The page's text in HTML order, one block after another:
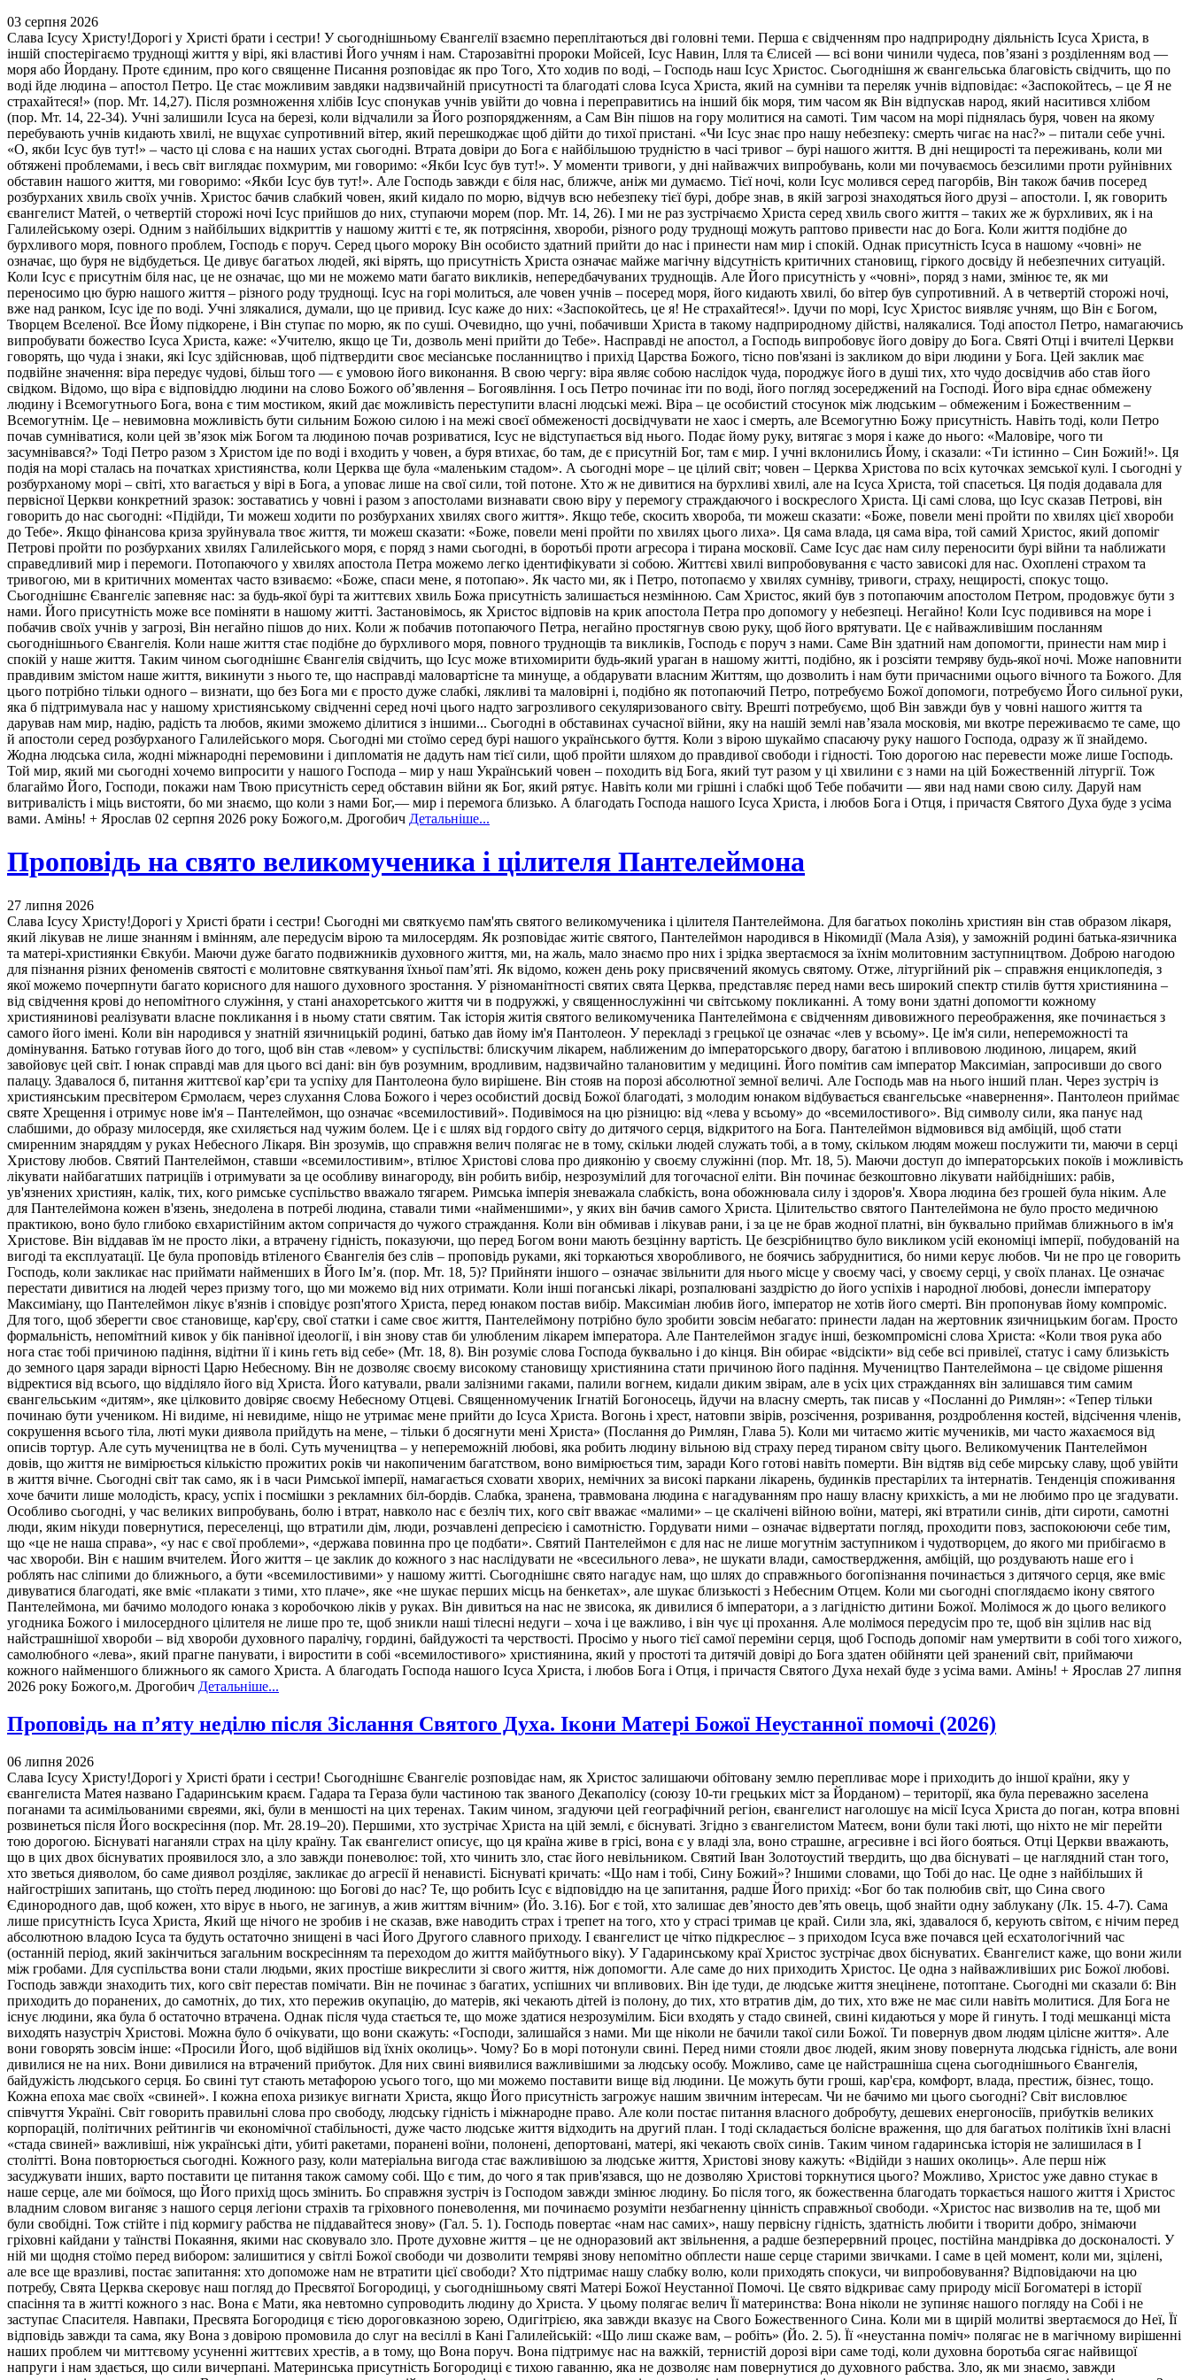
03 серпня 2026
Слава Ісусу Христу!Дорогі у Христі брати і сестри! У сьогоднішньому Євангелії взаємно переплітаються дві головні теми. Перша є свідченням про надприродну діяльність Ісуса Христа, в
іншій спостерігаємо труднощі життя у вірі, які властиві Його учням і нам. Старозавітні пророки Мойсей, Ісус Навин, Ілля та Єлисей — всі вони чинили чудеса, пов’язані з розділенням вод —
моря або Йордану. Проте єдиним, про кого священне Писання розповідає як про Того, Хто ходив по воді, – Господь наш Ісус Христос. Cьогоднішня ж євангельська благовість свідчить, що по
воді йде людина – апостол Петро. Це стає можливим завдяки надзвичайній присутності та благодаті слова Ісуса Христа, який на сумніви та переляк учнів відповідає: «Заспокойтесь, – це Я не
страхайтеся!» (пор. Мт. 14,27). Після розмноження хлібів Ісус спонукав учнів увійти до човна і переправитись на інший бік моря, тим часом як Він відпускав народ, який наситився хлібом
(пор. Мт. 14, 22-34). Учні залишили Ісуса на березі, коли відчалили за Його розпорядженням, а Сам Він пішов на гору молитися на самоті. Тим часом на морі піднялась буря, човен на якому
перебувають учнів кидають хвилі, не вщухає супротивний вітер, який перешкоджає щоб дійти до тихої пристані. «Чи Ісус знає про нашу небезпеку: смерть чигає на нас?» – питали себе учні.
«О, якби Ісус був тут!» – часто ці слова є на наших устах сьогодні. Втрата довіри до Бога є найбільшою трудністю в часі тривог – бурі нашого життя. В дні нещирості та переживань, коли ми
обтяжені проблемами, і весь світ виглядає похмурим, ми говоримо: «Якби Ісус був тут!». У моменти тривоги, у дні найважчих випробувань, коли ми почуваємось безсилими проти руйнівних
обставин нашого життя, ми говоримо: «Якби Ісус був тут!». Але Господь завжди є біля нас, ближче, аніж ми думаємо. Тієї ночі, коли Ісус молився серед пагорбів, Він також бачив посеред
розбурханих хвиль своїх учнів. Христос бачив слабкий човен, який кидало по морю, відчув всю небезпеку тієї бурі, добре знав, в якій загрозі знаходяться його друзі – апостоли. І, як говорить
євангелист Матей, о четвертій сторожі ночі Ісус прийшов до них, ступаючи морем (пор. Мт. 14, 26). І ми не раз зустрічаємо Христа серед хвиль свого життя – таких же ж бурхливих, як і на
Галилейському озері. Одним з найбільших відкриттів у нашому житті є те, як потрясіння, хвороби, різного роду труднощі можуть раптово привести нас до Бога. Коли життя подібне до
бурхливого моря, повного проблем, Господь є поруч. Серед цього мороку Він особисто здатний прийти до нас і принести нам мир і спокій. Однак присутність Ісуса в нашому «човні» не
означає, що буря не відбудеться. Це дивує багатьох людей, які вірять, що присутність Христа означає майже магічну відсутність критичних становищ, гіркого досвіду й небезпечних ситуацій.
Коли Ісус є присутнім біля нас, це не означає, що ми не можемо мати багато викликів, непередбачуваних труднощів. Але Його присутність у «човні», поряд з нами, змінює те, як ми
переносимо цю бурю нашого життя – різного роду труднощі. Ісус на горі молиться, але човен учнів – посеред моря, його кидають хвилі, бо вітер був супротивний. А в четвертій сторожі ночі,
вже над ранком, Ісус іде по воді. Учні злякалися, думали, що це привид. Ісус каже до них: «Заспокойтесь, це я! Не страхайтеся!». Ідучи по морі, Ісус Христос виявляє учням, що Він є Богом,
Творцем Вселеної. Все Йому підкорене, і Він ступає по морю, як по суші. Очевидно, що учні, побачивши Христа в такому надприродному дійстві, налякалися. Тоді апостол Петро, намагаючись
випробувати божество Ісуса Христа, каже: «Учителю, якщо це Ти, дозволь мені прийти до Тебе». Насправді не апостол, а Господь випробовує його довіру до Бога. Святі Отці і вчителі Церкви
говорять, що чуда і знаки, які Ісус здійснював, щоб підтвердити своє месіанське посланництво і прихід Царства Божого, тісно пов'язані із закликом до віри людини у Бога. Цей заклик має
подвійне значення: віра передує чудові, більш того — є умовою його виконання. В свою чергу: віра являє собою наслідок чуда, породжує його в душі тих, хто чудо досвідчив або став його
свідком. Відомо, що віра є відповіддю людини на слово Божого об’явлення – Богоявління. І ось Петро починає іти по воді, його погляд зосереджений на Господі. Його віра єднає обмежену
людину і Всемогутнього Бога, вона є тим мостиком, який дає можливість переступити власні людські межі. Віра – це особистий стосунок між людським – обмеженим і Божественним –
Всемогутнім. Це – невимовна можливість бути сильним Божою силою і на межі своєї обмеженості досвідчувати не хаос і смерть, але Всемогутню Божу присутність. Навіть тоді, коли Петро
почав сумніватися, коли цей зв’язок між Богом та людиною почав розриватися, Ісус не відступається від нього. Подає йому руку, витягає з моря і каже до нього: «Маловіре, чого ти
засумнівався?» Тоді Петро разом з Христом іде по воді і входить у човен, а буря втихає, бо там, де є присутній Бог, там є мир. І учні вклонились Йому, і сказали: «Ти істинно – Син Божий!». Ця
подія на морі сталась на початках християнства, коли Церква ще була «маленьким стадом». А сьогодні море – це цілий світ; човен – Церква Христова по всіх куточках земської кулі. І сьогодні у
розбурханому морі – світі, хто вагається у вірі в Бога, а уповає лише на свої сили, той потоне. Хто ж не дивитися на бурхливі хвилі, але на Ісуса Христа, той спасеться. Ця подія додавала для
первісної Церкви конкретний зразок: зоставатись у човні і разом з апостолами визнавати свою віру у перемогу страждаючого і воскреслого Христа. Ці самі слова, що Ісус сказав Петрові, він
говорить до нас сьогодні: «Підійди, Ти можеш ходити по розбурханих хвилях свого життя». Якщо тебе, скосить хвороба, ти можеш сказати: «Боже, повели мені пройти по хвилях цієї хвороби
до Тебе». Якщо фінансова криза зруйнувала твоє життя, ти можеш сказати: «Боже, повели мені пройти по хвилях цього лиха». Ця сама влада, ця сама віра, той самий Христос, який допоміг
Петрові пройти по розбурханих хвилях Галилейського моря, є поряд з нами сьогодні, в боротьбі проти агресора і тирана московії. Саме Ісус дає нам силу переносити бурі війни та наближати
справедливий мир і перемоги. Потопаючого у хвилях апостола Петра можемо легко ідентифікувати зі собою. Життєві хвилі випробовування є часто зависокі для нас. Охоплені страхом та
тривогою, ми в критичних моментах часто взиваємо: «Боже, спаси мене, я потопаю». Як часто ми, як і Петро, потопаємо у хвилях сумніву, тривоги, страху, нещирості, спокус тощо.
Сьогоднішнє Євангеліє запевняє нас: за будь-якої бурі та життєвих хвиль Божа присутність залишається незмінною. Сам Христос, який був з потопаючим апостолом Петром, продовжує бути з
нами. Його присутність може все поміняти в нашому житті. Застановімось, як Христос відповів на крик апостола Петра про допомогу у небезпеці. Негайно! Коли Ісус подивився на море і
побачив своїх учнів у загрозі, Він негайно пішов до них. Коли ж побачив потопаючого Петра, негайно простягнув cвою руку, щоб його врятувати. Це є найважливішим посланням
сьогоднішнього Євангелія. Коли наше життя стає подібне до бурхливого моря, повного труднощів та викликів, Господь є поруч з нами. Саме Він здатний нам допомогти, принести нам мир і
спокій у наше життя. Таким чином сьогоднішнє Євангелія свідчить, що Ісус може втихомирити будь-який ураган в нашому житті, подібно, як і розсіяти темряву будь-якої ночі. Може наповнити
правдивим змістом наше життя, викинути з нього те, що насправді маловартісне та минуще, а обдарувати власним Життям, що дозволить і нам бути причасними оцього вічного та Божого. Для
цього потрібно тільки одного – визнати, що без Бога ми є просто дуже слабкі, лякливі та маловірні і, подібно як потопаючий Петро, потребуємо Божої допомоги, потребуємо Його сильної руки,
яка б підтримувала нас у нашому християнському свідченні серед ночі цього надто загрозливого секуляризованого світу. Врешті потребуємо, щоб Він завжди був у човні нашого життя та
дарував нам мир, надію, радість та любов, якими зможемо ділитися з іншими... Сьогодні в обставинах сучасної війни, яку на нашій землі нав’язала московія, ми вкотре переживаємо те саме, що
й апостоли серед розбурханого Галилейського моря. Сьогодні ми стоїмо серед бурі нашого українського буття. Коли з вірою шукаймо спасаючу руку нашого Господа, одразу ж її знайдемо.
Жодна людська сила, жодні міжнародні перемовини і дипломатія не дадуть нам тієї сили, щоб пройти шляхом до правдивої свободи і гідності. Тою дорогою нас перевести може лише Господь.
Той мир, який ми сьогодні хочемо випросити у нашого Господа – мир у наш Український човен – походить від Бога, який тут разом у ці хвилини є з нами на цій Божественній літургії. Тож
благаймо Його, Господи, покажи нам Твою присутність серед обставин війни як Бог, який рятує. Навіть коли ми грішні і слабкі щоб Тебе побачити — яви над нами свою силу. Даруй нам
витривалість і міць вистояти, бо ми знаємо, що коли з нами Бог,— мир і перемога близько. А благодать Господа нашого Ісуса Христа, і любов Бога і Отця, і причастя Святого Духа буде з усіма
вами. Амінь! + Ярослав 02 серпня 2026 року Божого,м. Дрогобич Детальніше...
Проповідь на свято великомученика і цілителя Пантелеймона
27 липня 2026
Слава Ісусу Христу!Дорогі у Христі брати і сестри! Сьогодні ми святкуємо пам'ять святого великомученика і цілителя Пантелеймона. Для багатьох поколінь християн він став образом лікаря,
який лікував не лише знанням і вмінням, але передусім вірою та милосердям. Як розповідає житіє святого, Пантелеймон народився в Нікомидії (Мала Азія), у заможній родині батька-язичника
та матері-християнки Євкуби. Маючи дуже багато подвижників духовного життя, ми, на жаль, мало знаємо про них і зрідка звертаємося за їхнім молитовним заступництвом. Доброю нагодою
для пізнання різних феноменів святості є молитовне святкування їхньої пам’яті. Як відомо, кожен день року присвячений якомусь святому. Отже, літургійний рік – справжня енциклопедія, з
якої можемо почерпнути багато корисного для нашого духовного зростання. У різноманітності святих свята Церква, представляє перед нами весь широкий спектр стилів буття християнина –
від свідчення крові до непомітного служіння, у стані анахоретського життя чи в подружжі, у священнослужінні чи світському покликанні. А тому вони здатні допомогти кожному
християнинові реалізувати власне покликання і в ньому стати святим. Так історія житія святого великомученика Пантелеймона є свідченням дивовижного переображення, яке починається з
самого його імені. Коли він народився у знатній язичницькій родині, батько дав йому ім'я Пантолеон. У перекладі з грецької це означає «лев у всьому». Це ім'я сили, непереможності та
домінування. Батько готував його до того, щоб він став «левом» у суспільстві: блискучим лікарем, наближеним до імператорського двору, багатою і впливовою людиною, лицарем, який
завойовує цей світ. І юнак справді мав для цього всі дані: він був розумним, вродливим, надзвичайно талановитим у медицині. Його помітив сам імператор Максиміан, запросивши до свого
палацу. Здавалося б, питання життєвої кар’єри та успіху для Пантолеона було вирішене. Він стояв на порозі абсолютної земної величі. Але Господь мав на нього інший план. Через зустріч із
християнським пресвітером Єрмолаєм, через слухання Слова Божого і через особистий досвід Божої благодаті, з молодим юнаком відбувається євангельське «навернення». Пантолеон приймає
святе Хрещення і отримує нове ім'я – Пантелеймон, що означає «всемилостивий». Подивімося на цю різницю: від «лева у всьому» до «всемилостивого». Від символу сили, яка панує над
слабшими, до образу милосердя, яке схиляється над чужим болем. Це і є шлях від гордого світу до дитячого серця, відкритого на Бога. Пантелеймон відмовився від амбіцій, щоб стати
смиренним знаряддям у руках Небесного Лікаря. Він зрозумів, що справжня велич полягає не в тому, скільки людей служать тобі, а в тому, скільком людям можеш послужити ти, маючи в серці
Христову любов. Святий Пантелеймон, ставши «всемилостивим», втілює Христові слова про дияконію у своєму служінні (пор. Мт. 18, 5). Маючи доступ до імператорських покоїв і можливість
лікувати найбагатших патриціїв і отримувати за це особливу винагороду, він робить вибір, незрозумілий для тогочасної еліти. Він починає безкоштовно лікувати найбідніших: рабів,
ув'язнених християн, калік, тих, кого римське суспільство вважало тягарем. Римська імперія зневажала слабкість, вона обожнювала силу і здоров'я. Хвора людина без грошей була ніким. Але
для Пантелеймона кожен в'язень, знедолена в потребі людина, ставали тими «найменшими», у яких він бачив самого Христа. Цілительство святого Пантелеймона не було просто медичною
практикою, воно було глибоко євхаристійним актом сопричастя до чужого страждання. Коли він обмивав і лікував рани, і за це не брав жодної платні, він буквально приймав ближнього в ім'я
Христове. Він віддавав їм не просто ліки, а втрачену гідність, показуючи, що перед Богом вони мають безцінну вартість. Це безсрібництво було викликом усій економіці імперії, побудованій на
вигоді та експлуатації. Це була проповідь втіленого Євангелія без слів – проповідь руками, які торкаються хворобливого, не боячись забруднитися, бо ними керує любов. Чи не про це говорить
Господь, коли закликає нас приймати найменших в Його Ім’я. (пор. Мт. 18, 5)? Прийняти іншого – означає звільнити для нього місце у своєму часі, у своєму серці, у своїх планах. Це означає
перестати дивитися на людей через призму того, що ми можемо від них отримати. Коли інші поганські лікарі, розпалювані заздрістю до його успіхів і народної любові, донесли імператору
Максиміану, що Пантелеймон лікує в'язнів і сповідує розп'ятого Христа, перед юнаком постав вибір. Максиміан любив його, імператор не хотів його смерті. Він пропонував йому компроміс.
Для того, щоб зберегти своє становище, кар'єру, свої статки і саме своє життя, Пантелеймону потрібно було зробити зовсім небагато: принести ладан на жертовник язичницьким богам. Просто
формальність, непомітний кивок у бік панівної ідеології, і він знову став би улюбленим лікарем імператора. Але Пантелеймон згадує інші, безкомпромісні слова Христа: «Коли твоя рука або
нога стає тобі причиною падіння, відітни її і кинь геть від себе» (Мт. 18, 8). Він розуміє слова Господа буквально і до кінця. Він обирає «відсікти» від себе всі привілеї, статус і саму близькість
до земного царя заради вірності Царю Небесному. Він не дозволяє своєму високому становищу християнина стати причиною його падіння. Мучеництво Пантелеймона – це свідоме рішення
відректися від всього, що відділяло його від Христа. Його катували, рвали залізними гаками, палили вогнем, кидали диким звірам, але в усіх цих стражданнях він залишався тим самим
євангельським «дитям», яке цілковито довіряє своєму Небесному Отцеві. Священномученик Ігнатій Богоносець, йдучи на власну смерть, так писав у «Посланні до Римлян»: «Тепер тільки
починаю бути учеником. Ні видиме, ні невидиме, ніщо не утримає мене прийти до Ісуса Христа. Вогонь і хрест, натовпи звірів, розсічення, розривання, роздроблення костей, відсічення членів,
сокрушення всього тіла, люті муки диявола прийдуть на мене, – тільки б досягнути мені Христа» (Послання до Римлян, Глава 5). Коли ми читаємо житіє мучеників, ми часто жахаємося від
описів тортур. Але суть мучеництва не в болі. Суть мучеництва – у непереможній любові, яка робить людину вільною від страху перед тираном світу цього. Великомученик Пантелеймон
довів, що життя не вимірюється кількістю прожитих років чи накопиченим багатством, воно вимірюється тим, заради Кого готові навіть померти. Він відтяв від себе мирську славу, щоб увійти
в життя вічне. Сьогодні світ так само, як і в часи Римської імперії, намагається сховати хворих, немічних за високі паркани лікарень, будинків престарілих та інтернатів. Тенденція споживання
хоче бачити лише молодість, красу, успіх і посмішки з рекламних біл-бордів. Слабка, зранена, травмована людина є нагадуванням про нашу власну крихкість, а ми не любимо про це згадувати.
Особливо сьогодні, у час великих випробувань, болю і втрат, навколо нас є безліч тих, кого світ вважає «малими» – це скалічені війною воїни, матері, які втратили синів, діти сироти, самотні
люди, яким нікуди повернутися, переселенці, що втратили дім, люди, розчавлені депресією і самотністю. Гордувати ними – означає відвертати погляд, проходити повз, заспокоюючи себе тим,
що «це не наша справа», «у нас є свої проблеми», «держава повинна про це подбати». Святий Пантелеймон є для нас не лише могутнім заступником і чудотворцем, до якого ми прибігаємо в
час хвороби. Він є нашим вчителем. Його життя – це заклик до кожного з нас наслідувати не «всесильного лева», не шукати влади, самоствердження, амбіцій, що роздувають наше его і
роблять нас сліпими до ближнього, а бути «всемилостивими» у нашому житті. Сьогоднішнє свято нагадує нам, що шлях до справжнього богопізнання починається з дитячого серця, яке вміє
дивуватися благодаті, яке вміє «плакати з тими, хто плаче», яке «не шукає перших місць на бенкетах», але шукає близькості з Небесним Отцем. Коли ми сьогодні споглядаємо ікону святого
Пантелеймона, ми бачимо молодого юнака з коробочкою ліків у руках. Він дивиться на нас не звисока, як дивилися б імператори, а з лагідністю дитини Божої. Молімося ж до цього великого
угодника Божого і милосердного цілителя не лише про те, щоб зникли наші тілесні недуги – хоча і це важливо, і він чує ці прохання. Але молімося передусім про те, щоб він зцілив нас від
найстрашнішої хвороби – від хвороби духовного паралічу, гордині, байдужості та черствості. Просімо у нього тієї самої переміни серця, щоб Господь допоміг нам умертвити в собі того хижого,
самолюбного «лева», який прагне панувати, і виростити в собі «всемилостивого» християнина, який у простоті та дитячій довірі до Бога здатен обійняти цей зранений світ, приймаючи
кожного найменшого ближнього як самого Христа. А благодать Господа нашого Ісуса Христа, і любов Бога і Отця, і причастя Святого Духа нехай буде з усіма вами. Амінь! + Ярослав 27 липня
2026 року Божого,м. Дрогобич Детальніше...
Проповідь на п’яту неділю після Зіслання Святого Духа. Ікони Матері Божої Неустанної помочі (2026)
06 липня 2026
Слава Ісусу Христу!Дорогі у Христі брати і сестри! Сьогоднішнє Євангеліє розповідає нам, як Христос залишаючи обітовану землю перепливає море і приходить до іншої країни, яку у євангелиста Матея названо Гадаринським краєм. Гадара та Гераза були частиною так званого Декаполісу (союзу 10-ти грецьких міст за Йорданом) – території, яка була переважно заселена поганами та асимільованими євреями, які, були в меншості на цих теренах. Таким чином, згадуючи цей географічний регіон, євангелист наголошує на місії Ісуса Христа до поган, котра вповні розвинеться після Його воскресіння (пор. Мт. 28.19–20). Першими, хто зустрічає Христа на цій землі, є біснуваті. Згідно з євангелистом Матеєм, вони були такі люті, що ніхто не міг перейти тою дорогою. Біснуваті наганяли страх на цілу країну. Так євангелист описує, що ця країна живе в грісі, вона є у владі зла, воно страшне, агресивне і всі його бояться. Отці Церкви вважають, що в цих двох біснуватих проявилося зло, а зло завжди поневолює: той, хто чинить зло, стає його невільником. Святий Іван Золотоустий твердить, що два біснуваті – це наглядний стан того, хто зветься дияволом, бо саме диявол розділяє, закликає до агресії й ненависті. Біснуваті кричать: «Що нам і тобі, Сину Божий»? Іншими словами, що Тобі до нас. Це одне з найбільших й найгостріших запитань, що стоїть перед людиною: що Богові до нас? Те, що робить Ісус є відповіддю на це запитання, радше Його прихід: «Бог бо так полюбив світ, що Сина свого Єдинородного дав, щоб кожен, хто вірує в нього, не загинув, а жив життям вічним» (Йо. 3.16). Бог є той, хто залишає дев’яносто дев’ять овець, щоб знайти одну заблукану (Лк. 15. 4-7). Сама лише присутність Ісуса Христа, Який ще нічого не зробив і не сказав, вже наводить страх і трепет на того, хто у страсі тримав це край. Сили зла, які, здавалося б, керують світом, є нічим перед абсолютною владою Ісуса та будуть остаточно знищені в часі Його Другого славного приходу. І євангелист це чітко підкреслює – з приходом Ісуса вже почався цей есхатологічний час (останній період, який закінчиться загальним воскресінням та переходом до життя майбутнього віку). У Гадаринському краї Христос зустрічає двох біснуватих. Євангелист каже, що вони жили між гробами. Для суспільства вони стали людьми, яких простіше викреслити зі свого життя, ніж допомогти. Але саме до них приходить Христос. Це одна з найважливіших рис Божої любові. Господь завжди знаходить тих, кого світ перестав помічати. Він не починає з багатих, успішних чи впливових. Він іде туди, де людське життя знецінене, потоптане. Сьогодні ми сказали б: Він приходить до поранених, до самотніх, до тих, хто пережив окупацію, до матерів, які чекають дітей із полону, до тих, хто втратив дім, до тих, хто вже не має сили навіть молитися. Для Бога не існує людини, яка була б остаточно втрачена. Однак після чуда стається те, що може здатися незрозумілим. Біси входять у стадо свиней, свині кидаються у море й гинуть. І тоді мешканці міста виходять назустріч Христові. Можна було б очікувати, що вони скажуть: «Господи, залишайся з нами. Ми ще ніколи не бачили такої сили Божої. Ти повернув двом людям цілісне життя». Але вони говорять зовсім інше: «Просили Його, щоб відійшов від їхніх околиць». Чому? Бо в морі потонули свині. Перед ними стояли двоє людей, яким знову повернута людська гідність, але вони дивилися не на них. Вони дивилися на втрачений прибуток. Для них свині виявилися важливішими за людську особу. Можливо, саме це найстрашніша сцена сьогоднішнього Євангелія, байдужість людського серця. Бо свині тут стають метафорою усього того, що ми можемо поставити вище від людини. Це можуть бути гроші, кар'єра, комфорт, влада, престиж, бізнес, тощо. Кожна епоха має своїх «свиней». І кожна епоха ризикує вигнати Христа, якщо Його присутність загрожує нашим звичним інтересам. Чи не бачимо ми цього сьогодні? Світ висловлює співчуття Україні. Світ говорить правильні слова про свободу, людську гідність і міжнародне право. Але коли постає питання власного добробуту, дешевих енергоносіїв, прибутків великих корпорацій, політичних рейтингів чи економічної стабільності, дуже часто людське життя відходить на другий план. І тоді складається болісне враження, що для багатьох політиків їхні власні «стада свиней» важливіші, ніж українські діти, убиті ракетами, поранені воїни, полонені, депортовані, матері, які чекають своїх синів. Таким чином гадаринська історія не залишилася в І столітті. Вона повторюється сьогодні. Кожного разу, коли матеріальна вигода стає важливішою за людське життя, Христові знову кажуть: «Відійди з наших околиць». Але перш ніж засуджувати інших, варто поставити це питання також самому собі. Що є тим, до чого я так прив'язався, що не дозволяю Христові торкнутися цього? Можливо, Христос уже давно стукає в наше серце, але ми боїмося, що Його прихід щось змінить. Бо справжня зустріч із Господом завжди змінює людину. Бо після того, як божественна благодать торкається нашого життя і Христос владним словом виганяє з нашого серця легіони страхів та гріховного поневолення, ми починаємо розуміти незбагненну цінність справжньої свободи. «Христос нас визволив на те, щоб ми були свобідні. Тож стійте і під кормигу рабства не піддавайтеся знову» (Гал. 5. 1). Господь повертає «нам нас самих», нашу первісну гідність, здатність любити і творити добро, знімаючи гріховні кайдани у таїнстві Покаяння, якими нас сковувало зло. Проте духовне життя – це не одноразовий акт звільнення, а радше безперервний процес, постійна мандрівка до досконалості. У ній ми щодня стоїмо перед вибором: залишитися у світлі Божої свободи чи дозволити темряві знову непомітно обплести наше серце старими звичками. І саме в цей момент, коли ми, зцілені, але все ще вразливі, постає запитання: хто допоможе нам не втратити цієї свободи? Хто підтримає нашу слабку волю, коли приходять спокуси, чи випробовування? Відповідаючи на цю потребу, Свята Церква скеровує наш погляд до Пресвятої Богородиці, у сьогоднішньому святі Матері Божої Неустанної Помочі. Це свято відкриває саму природу місії Богоматері в історії спасіння та в житті кожного з нас. Вона є Мати, яка невтомно супроводить людину до Христа. У цьому полягає велич Її материнства: Вона ніколи не зупиняє нашого погляду на Собі і не заступає Спасителя. Навпаки, Пресвята Богородиця є тією дороговказною зорею, Одигітрією, яка завжди вказує на Свого Божественного Сина. Коли ми в щирій молитві звертаємося до Неї, Її відповідь завжди та сама, яку Вона з довірою промовила до слуг на весіллі в Кані Галилейській: «Що лиш скаже вам, – робіть» (Йо. 2. 5). Її «неустанна поміч» полягає не в магічному вирішенні наших проблем чи миттєвому усуненні життєвих хрестів, а в тому, що Вона поруч. Вона підтримує нас на важкій, тернистій дорозі віри саме тоді, коли духовна боротьба сягає найвищої напруги і нам здається, що сили вичерпані. Материнська присутність Богородиці є тихою гаванню, яка не дозволяє нам повернутися до духовного рабства. Зло, як ми знаємо, завжди намагається ізолювати людину. Воно лукаво переконує нас у нашій самотності, шепоче, що ми покинуті, що наші гріхи занадто великі для прощення, а рани – занадто глибокі для зцілення. Зло підказує, що єдиний вихід – це сховатися від Бога, як Адам і Єва ховалися між деревами Едемського саду (пор. Бут. 3. 8), або ж замкнутися в гробах власного відчаю, подібно до гадаринських біснуватих (пор. Мт. 8. 28). Але там, де з’являється Богородиця, руйнується стіна будь-якої ізоляції. Відчуваючи Її заступництво, ми досвідчуємо, що не є сиротами у цьому світі. Ця впевненість дає нам відвагу вийти з темних кутків нашого страху назустріч Христовому світлу. Щоб глибше збагнути таємницю цієї опіки, варто вдивитися в чудотворну ікону Матері Божої Неустанної Помочі. На ній ми бачимо Діву Марію, яка тримає на руках Дитя Ісуса. З обох боків від них – ангели зі знаряддями страстей: хрестом, списом, тростиною та цвяхами. Маленький Ісус, споглядаючи знаряддя Своїх майбутніх страждань, здригається від людського страху перед болем і смертю. У цьому раптовому пориві тривоги Він обома руками міцно тримається за правицю Своєї Матері, шукаючи в Неї захисту, а з Його ноги звисає сандалик, що символізує глибину Його людського трепету. Але що робить Його Пресвята Матір? Вона не дивиться на архангелів і навіть не дивиться на Свого Сина. Її великі, сповнені тихого смутку і безмежного милосердя очі дивляться прямо на молільника, на нас. Цей погляд пронизує століття і промовляє до глибини нашої душі: «Так само, як Я була поруч зі Своїм Сином у хвилини Його страху, так само Я поруч з тобою, з моїм боголюбивим народом, у ваших найбільших випробуваннях». Цей погляд є закликом до довіри, адже ми всі несемо власні «знаряддя страстей», які часом викликають жахи, хвороби, втрати, власні падіння чи гіркоту нерозуміння. Часто ми готові втекти від хреста нашого повсякденного життя. І саме в ці хвилини Господь запрошує нас «вхопитися» за руку Пресвятої Богородиці. Її правиця, яка підтримувала Спасителя світу, здатна підтримати кожного з нас. Свято Матері Божої Неустанної Помочі заохочує нас відкинути логіку світу, який шукає безпеки в ілюзіях, а довірити своє життя Тому, Хто каже: «Прийдіть до мене всі втомлені й обтяжені, і я облегшу вас» (Мт. 11. 28). Просити допомоги у Діви Марії, означає знову і знову відкривати своє серце Христові. Коли ми молимося, ми не просто визнаємо власну неміч, а виявляємо безмежну віру в Боже милосердя. Богородиця є тією брамою, через яку Спаситель входить у наше сьогодення. А там, де панує Христос, зло втрачає свою владу (пор. Мт. 8. 28- 9. 1). Сьогодні, коли наш народ проходить крізь страшне горнило війни, ми потребуємо Її материнського захисту перед Божим престолом. Її потребують військові на передовій. Її потребують медики, які щодня борються за життя. Її потребують родини полонених і безвісти зниклих. Її потребують діти, які ростуть під звуки сирен. Її потребують люди, які втратили дім, здоров'я, близьких або надію. Водночас ми також розуміємо, що найкраща подяка Богородиці за Її любов і допомогу – це дозволити Богу